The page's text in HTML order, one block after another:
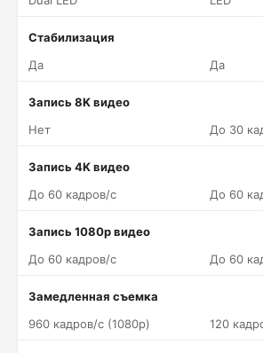
Стабилизация
Да
Да
Запись 8K видео
Нет
До 30
Запись 4K видео
До 60 кадров/c
До 60
Запись 1080p видео
До 60 кадров/c
До 60
Замедленная съемка
960 кадров/c (1080p)
120